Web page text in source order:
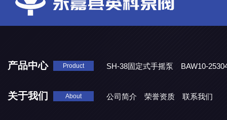
产品中心 Product SH-38固定式手摇泵
BAW10-
关于我们 About 公司简介 荣誉资质 联系我们